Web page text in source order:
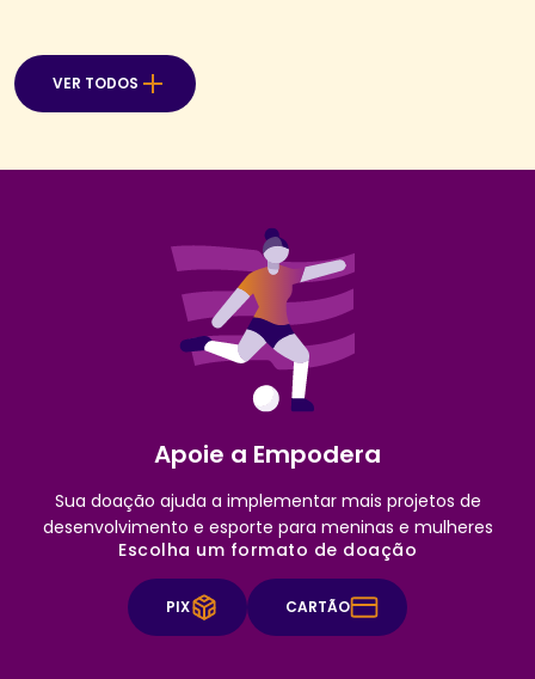
VER TODOS
Apoie a Empodera
Sua doação ajuda a implementar mais projetos de
desenvolvimento e esporte para meninas e mulheres
Escolha um formato de doação
PIX CARTÃO